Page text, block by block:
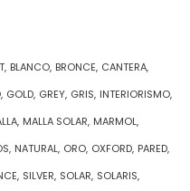
BLANCO BRONCE CANTERA
GOLD GREY GRIS INTERIORISMO
MALLA SOLAR MARMOL
NATURAL ORO OXFORD PARED
SILVER SOLAR SOLARIS